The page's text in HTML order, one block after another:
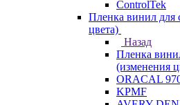
ControlTek
Пленка винил для
цвета)
Назад
Пленка
(изменения
ORACAL
KPMF